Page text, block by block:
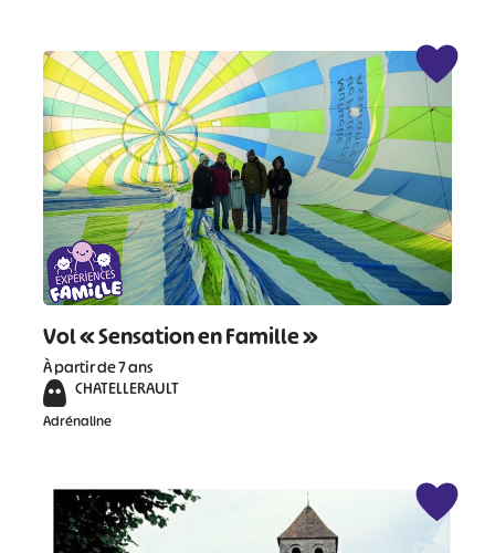
Vol « Sensation en Famille »
À partir de 7 ans
CHATELLERAULT
Adrénaline